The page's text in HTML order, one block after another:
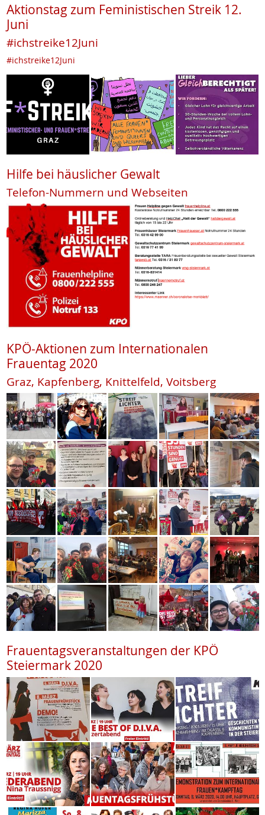
Aktionstag zum Feministischen Streik 12.
Juni
#ichstreike12Juni
#ichstreike12Juni
Hilfe bei häuslicher Gewalt
Telefon-Nummern und Webseiten
KPÖ-Aktionen zum Internationalen
Frauentag 2020
Graz, Kapfenberg, Knittelfeld, Voitsberg
Frauentagsveranstaltungen der KPÖ
Steiermark 2020